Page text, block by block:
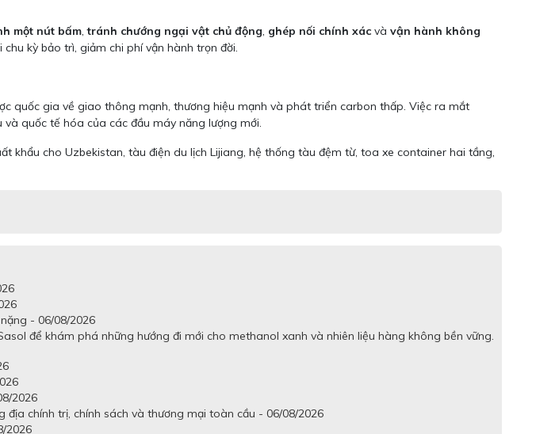
một nút bấm,tránh chướng ngại vật chủ động, ghép nối chính xác và vận hành không
kỳ bảo trì, giảm chi phí vận hành trọn đời.
quốc gia về giao thông mạnh, thương hiệu mạnh và phát triển carbon thấp. Việc ra mắt
quốc tế hóa của các đầu máy năng lượng mới.
khẩu cho Uzbekistan, tàu điện du lịch Lijiang, hệ thống tàu đệm từ, toa xe container hai tầng,
- 06/08/2026
để khám phá những hướng đi mới cho methanol xanh và nhiên liệu hàng không bền vững.
2026
chính trị, chính sách và thương mại toàn cầu - 06/08/2026
2026